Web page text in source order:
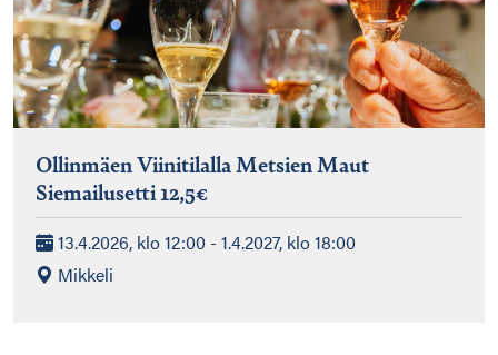
Ollinmäen Viinitilalla Metsien Maut
Siemailusetti 12,5€
13.4.2026, klo 12:00 - 1.4.2027, klo 18:00
Mikkeli